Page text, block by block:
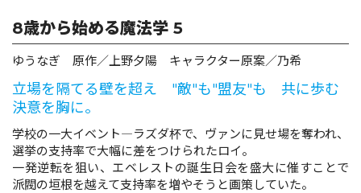
コミッククリエ
コミックパルフェ
8歳から始める魔法学 5
ゆうなぎ 原作／上野夕陽 キャラクター原案／乃希
立場を隔てる壁を超え "敵"も"盟友"も 共に歩む
決意を胸に。
学校の一大イベント―ラズダ杯で、ヴァンに見せ場を奪われ、
選挙の支持率で大幅に差をつけられたロイ。
一発逆転を狙い、エベレストの誕生日会を盛大に催すことで
派閥の垣根を越えて支持率を増やそうと画策していた。